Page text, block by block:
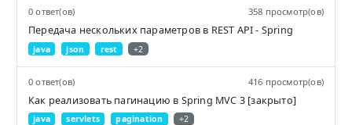
0 ответ(ов) 358 просмотр(ов)
Передача нескольких параметров в REST API - Spring
java json rest +2
0 ответ(ов) 416 просмотр(ов)
Как реализовать пагинацию в Spring MVC 3 [закрыто]
java servlets pagination +2